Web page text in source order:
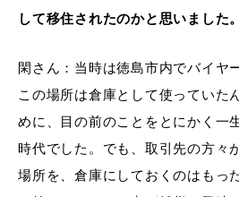
して移住されたのかと思いました。
閑さん：当時は徳島市内でバイヤ
この場所は倉庫として使っていた
めに、目の前のことをとにかく一
時代でした。でも、取引先の方々
場所を、倉庫にしておくのはもっ